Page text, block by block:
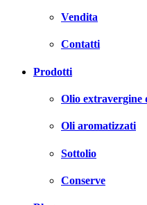
Vendita
Contatti
Prodotti
Olio extravergine
Oli aromatizzati
Sottolio
Conserve